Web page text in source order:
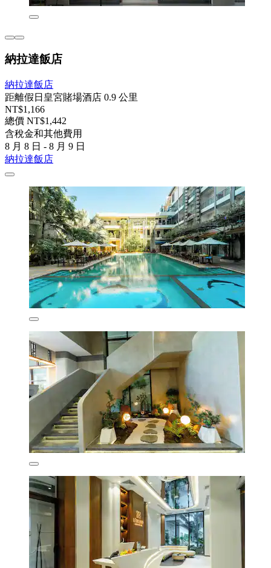
納拉達飯店
納拉達飯店
距離假日皇宮賭場酒店 0.9 公里
NT$1,166
總價 NT$1,442
含稅金和其他費用
8 月 8 日 - 8 月 9 日
納拉達飯店